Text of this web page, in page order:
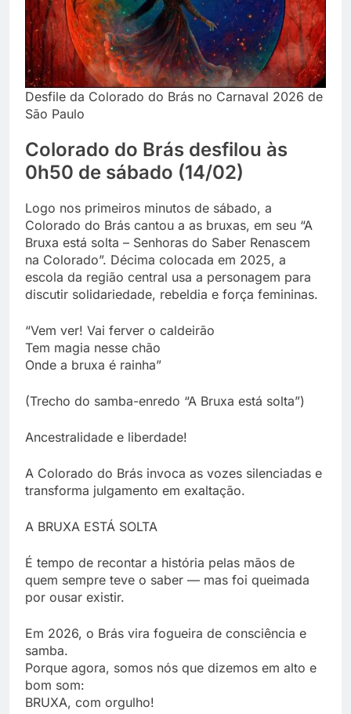
Desfile da Colorado do Brás no Carnaval 2026 de
São Paulo
Colorado do Brás desfilou às
0h50 de sábado (14/02)
Logo nos primeiros minutos de sábado, a
Colorado do Brás cantou a as bruxas, em seu “A
Bruxa está solta – Senhoras do Saber Renascem
na Colorado”. Décima colocada em 2025, a
escola da região central usa a personagem para
discutir solidariedade, rebeldia e força femininas.
“Vem ver! Vai ferver o caldeirão
Tem magia nesse chão
Onde a bruxa é rainha”
(Trecho do samba-enredo “A Bruxa está solta”)
Ancestralidade e liberdade!
A Colorado do Brás invoca as vozes silenciadas e
transforma julgamento em exaltação.
A BRUXA ESTÁ SOLTA
É tempo de recontar a história pelas mãos de
quem sempre teve o saber — mas foi queimada
por ousar existir.
Em 2026, o Brás vira fogueira de consciência e
samba.
Porque agora, somos nós que dizemos em alto e
bom som:
BRUXA, com orgulho!